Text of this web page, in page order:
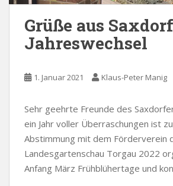
Grüße aus
Jahreswechsel
1. Januar 2021 Klaus-Peter Manig
Sehr geehrte Freunde des
ein Jahr voller Überraschungen ist
Abstimmung mit dem Förderverein
Landesgartenschau Torgau 2022
Anfang März Frühblühertage und